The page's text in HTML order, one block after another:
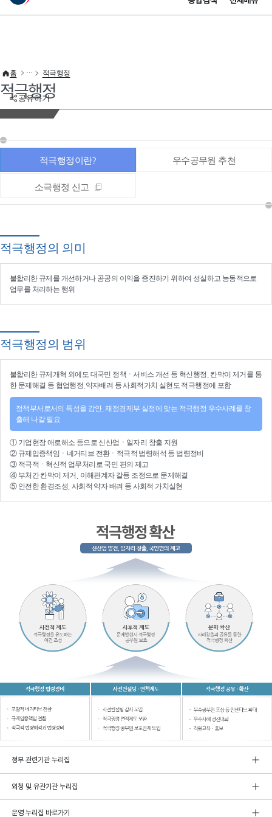
이 누리집은 대한민국 공식 전자정부 누리집입니다.
공유하기
홈 적극행정
적극행정
적극행정이란? 우수공무원 추천
소극행정 신고
적극행정의 의미
불합리한 규제를 개선하거나 공공의 이익을 증진하기 위하여 성실하고 능동적으로
업무를 처리하는 행위
적극행정의 범위
불합리한 규제개혁 외에도 대국민 정책ㆍ서비스 개선 등 혁신행정 , 칸막이 제거를 통
한 문제해결 등 협업행정 ,약자배려 등사회적가치 실현 도 적극행정에 포함
정책부서로서의 특성을 감안, 재정경제부 실정에 맞는 적극행정 우수사례를 창
출해 나갈 필요
① 기업현장 애로해소 등으로 신산업 ㆍ 일자리 창출 지원
② 규제입증책임 ㆍ 네거티브 전환ㆍ적극적 법령해석 등 법령정비
③ 적극적 ㆍ 혁신적 업무처리 로 국민 편의 제고
④ 부처간 칸막이 제거, 이해관계자 갈등 조정으로 문제해결
⑤ 안전한 환경조성, 사회적 약자 배려 등 사회적 가치실현
정부 관련기관 누리집
외청 및 유관기관 누리집
운영 누리집 바로가기